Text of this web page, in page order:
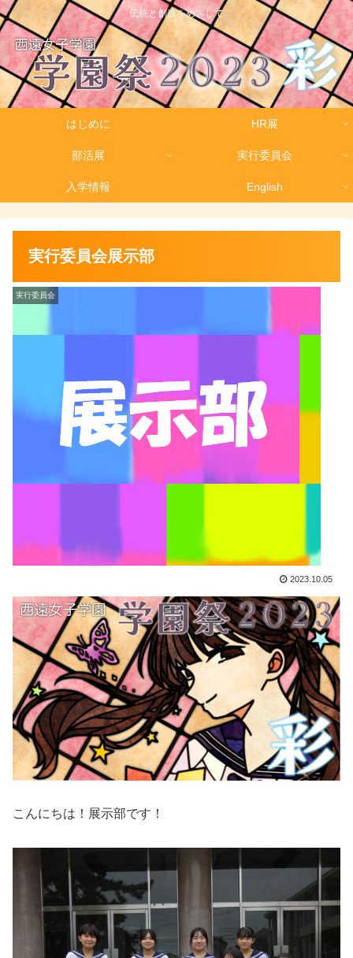
伝統と創造をめざして
はじめに HR展
部活展 実行委員会
入学情報 English
実行委員会展示部
実行委員会
2023.10.05
こんにちは！展示部です！